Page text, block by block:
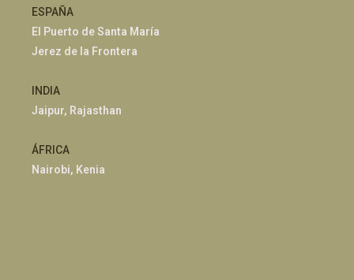
ESPAÑA
El Puerto de Santa María
Jerez de la Frontera
INDIA
Jaipur, Rajasthan
ÁFRICA
Nairobi, Kenia